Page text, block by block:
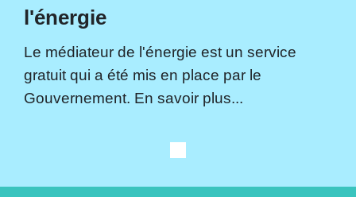
l'énergie
Le médiateur de l'énergie est un service
gratuit qui a été mis en place par le
Gouvernement. En savoir plus...